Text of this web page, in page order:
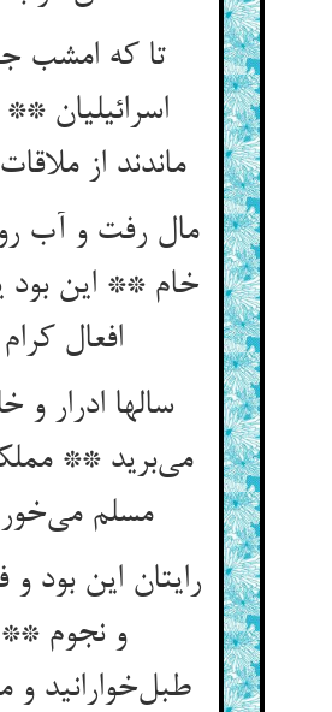
تا که امشب
اسرائیلیان **
ماندند از
مال رفت و آب رو
خام ** این بود
افعال کرام
سالها ادرار و
می‌برید **
مسلم
رایتان این بود
و نجوم **
طبل‌خوارانید و